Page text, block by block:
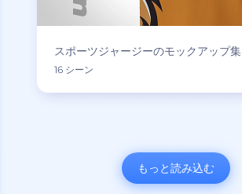
スポーツジャージーのモックアップ集
16 シーン
もっと読み込む